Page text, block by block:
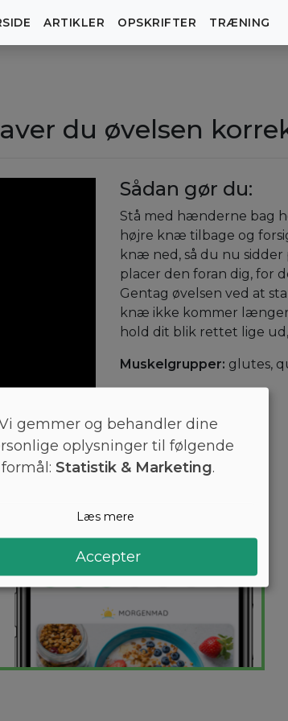
ARTIKLER OPSKRIFTER TRÆNING
du øvelsen
Sådan gør du:
Stå med hænderne bag
højre knæ tilbage og
knæ ned, så du nu
placer den foran dig, for
Gentag øvelsen ved at
knæ ikke kommer
hold dit blik rettet lige
Muskelgrupper: glutes,
gemmer og behandler dine
oplysninger til følgende
formål: Statistik & Marketing.
Læs mere
Accepter